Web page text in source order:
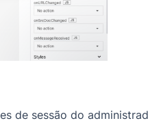
de sessão do